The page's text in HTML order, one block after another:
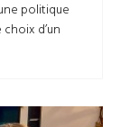
politique
d’un